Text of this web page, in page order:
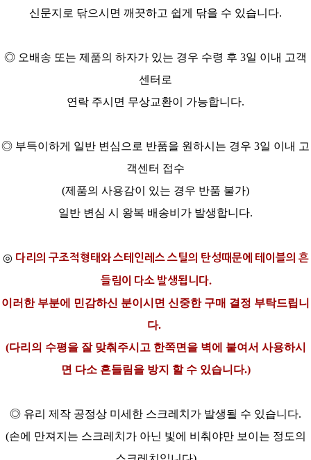
신문지로 닦으시면 깨끗하고 쉽게 닦을 수 있습니다.
◎ 오배송 또는 제품의 하자가 있는 경우 수령 후 3일 이내 고객
센터로
연락 주시면 무상교환이 가능합니다.
◎ 부득이하게 일반 변심으로 반품을 원하시는 경우 3일 이내 고
객센터 접수
(제품의 사용감이 있는 경우 반품 불가)
일반 변심 시 왕복 배송비가 발생합니다.
◎ 다리의 구조적형태와 스테인레스 스틸의 탄성때문에 테이블의 흔
들림이 다소 발생됩니다.
이러한 부분에 민감하신 분이시면 신중한 구매 결정 부탁드립니
다.
(다리의 수평을 잘 맞춰주시고 한쪽면을 벽에 붙여서 사용하시
면 다소 흔들림을 방지 할 수 있습니다.)
◎ 유리 제작 공정상 미세한 스크레치가 발생될 수 있습니다.
(손에 만져지는 스크레치가 아닌 빛에 비춰야만 보이는 정도의